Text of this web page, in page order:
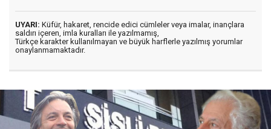
UYARI: Küfür, hakaret, rencide edici cümleler veya imalar, inançlara
saldırı içeren, imla kuralları ile yazılmamış,
Türkçe karakter kullanılmayan ve büyük harflerle yazılmış yorumlar
onaylanmamaktadır.